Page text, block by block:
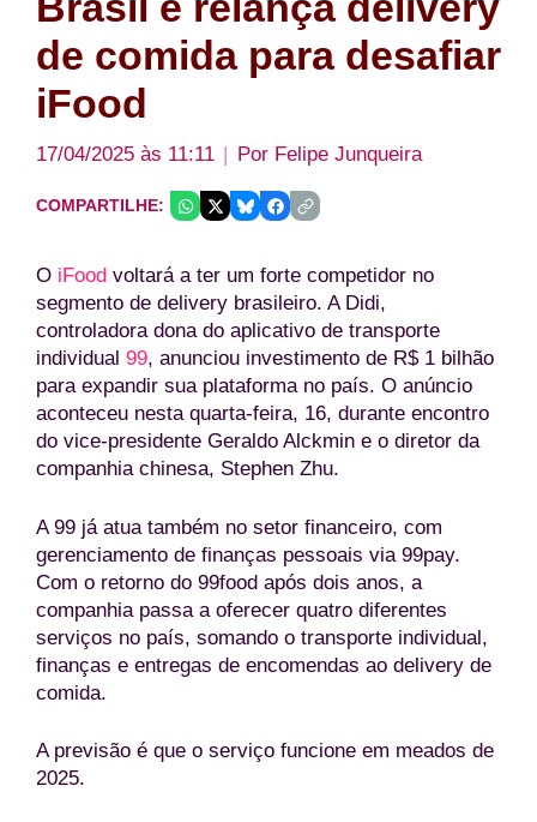
de comida para desafiar
iFood
17/04/2025 às 11:11 Por Felipe Junqueira
COMPARTILHE:
O iFood voltará a ter um forte competidor no
segmento de delivery brasileiro. A Didi,
controladora dona do aplicativo de transporte
individual 99, anunciou investimento de R$ 1 bilhão
para expandir sua plataforma no país. O anúncio
aconteceu nesta quarta-feira, 16, durante encontro
do vice-presidente Geraldo Alckmin e o diretor da
companhia chinesa, Stephen Zhu.
A 99 já atua também no setor financeiro, com
gerenciamento de finanças pessoais via 99pay.
Com o retorno do 99food após dois anos, a
companhia passa a oferecer quatro diferentes
serviços no país, somando o transporte individual,
finanças e entregas de encomendas ao delivery de
comida.
A previsão é que o serviço funcione em meados de
2025.